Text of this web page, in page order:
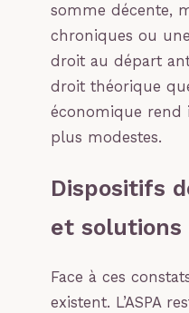
somme décente,
chroniques ou
droit au départ
droit théorique
économique rend
plus modestes.
Dispositifs
et solutions
Face à ces
existent. L’ASPA